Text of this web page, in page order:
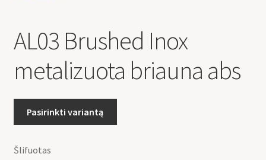
AL03 Brushed Inox
metalizuota briauna abs
Pasirinkti variantą
Šlifuotas